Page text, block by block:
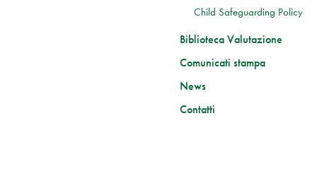
Child Safeguarding Policy
Biblioteca Valutazione
Comunicati stampa
News
Contatti